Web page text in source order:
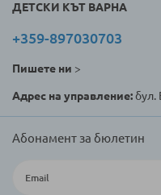
ДЕТСКИ КЪТ ВАРНА
+359-897030703
Пишете ни >
Адрес на управление:бул.
Абонамент за бюлетин